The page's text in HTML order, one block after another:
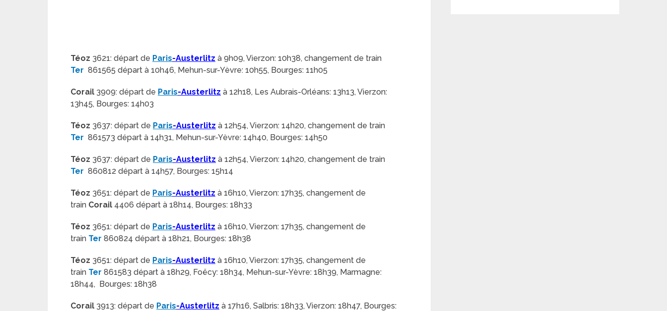
Téoz 3621: départ de Paris-Austerlitz à 9h09, Vierzon: 10h38, changement de train
Ter 861565 départ à 10h46, Mehun-sur-Yèvre: 10h55, Bourges: 11h05
Corail 3909: départ de Paris-Austerlitz à 12h18, Les Aubrais-Orléans: 13h13, Vierzon:
13h45, Bourges: 14h03
Téoz 3637: départ de Paris-Austerlitz à 12h54, Vierzon: 14h20, changement de train
Ter 861573 départ à 14h31, Mehun-sur-Yèvre: 14h40, Bourges: 14h50
Téoz 3637: départ de Paris-Austerlitz à 12h54, Vierzon: 14h20, changement de train
Ter 860812 départ à 14h57, Bourges: 15h14
Téoz 3651: départ de Paris-Austerlitz à 16h10, Vierzon: 17h35, changement de
train Corail 4406 départ à 18h14, Bourges: 18h33
Téoz 3651: départ de Paris-Austerlitz à 16h10, Vierzon: 17h35, changement de
train Ter 860824 départ à 18h21, Bourges: 18h38
Téoz 3651: départ de Paris-Austerlitz à 16h10, Vierzon: 17h35, changement de
train Ter 861583 départ à 18h29, Foëcy: 18h34, Mehun-sur-Yèvre: 18h39, Marmagne:
18h44, Bourges: 18h38
Corail 3913: départ de Paris-Austerlitz à 17h16, Salbris: 18h33, Vierzon: 18h47, Bourges: